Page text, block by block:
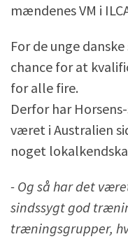
mændenes VM i
For de unge
chance for at
for alle fire.
Derfor har
været i Australien
noget
- Og så har det
sindssygt god
træningsgrupper,